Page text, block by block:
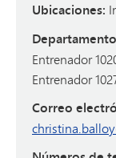
Ubicaciones:
Entrenador
Entrenador
Correo